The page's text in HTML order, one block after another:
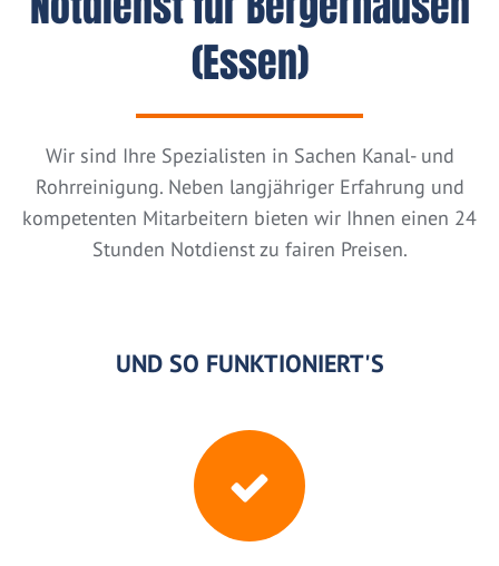
(Essen)
Wir sind Ihre Spezialisten in Sachen Kanal- und
Rohrreinigung. Neben langjähriger Erfahrung und
kompetenten Mitarbeitern bieten wir Ihnen einen 24
Stunden Notdienst zu fairen Preisen.
UND SO FUNKTIONIERT'S